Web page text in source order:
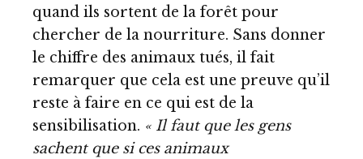
quand ils sortent de la forêt pour
chercher de la nourriture. Sans donner
le chiffre des animaux tués, il fait
remarquer que cela est une preuve qu’il
reste à faire en ce qui est de la
sensibilisation. « Il faut que les gens
sachent que si ces animaux